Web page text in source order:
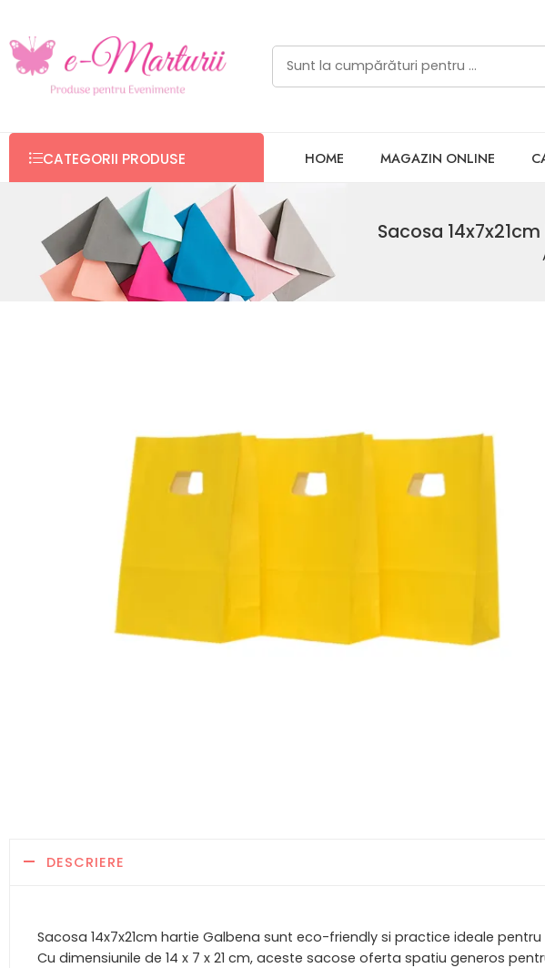
CATEGORII PRODUSE HOME MAGAZIN ONLINE
Sacosa
DESCRIERE
Sacosa 14x7x21cm hartie Galbena sunt eco-friendly si practice ideale
Cu dimensiunile de 14 x 7 x 21 cm, aceste sacose oferta spatiu generos